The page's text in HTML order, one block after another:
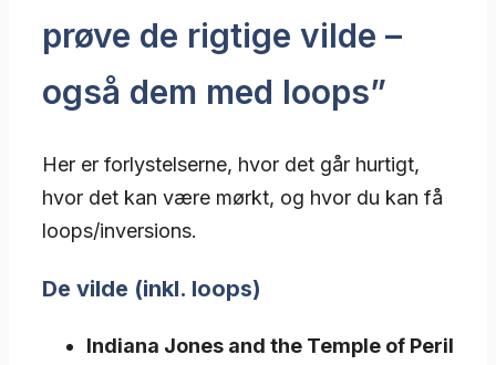
prøve de rigtige vilde –
også dem med loops”
Her er forlystelserne, hvor det går hurtigt,
hvor det kan være mørkt, og hvor du kan få
loops/inversions.
De vilde (inkl. loops)
Indiana Jones and the Temple of Peril